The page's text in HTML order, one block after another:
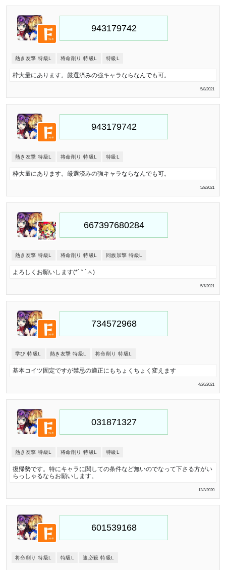
熱き友撃 特級L 将命削り 特級L 特級L
枠大量にあります。厳選済みの強キャラならなんでも可。
5/8/2021
熱き友撃 特級L 将命削り 特級L 特級L
枠大量にあります。厳選済みの強キャラならなんでも可。
5/8/2021
熱き友撃 特級L 将命削り 特級L 同族加撃 特級L
よろしくお願いします(*´ ˘ `ㅅ)
5/7/2021
学び 特級L 熱き友撃 特級L 将命削り 特級L
基本コイツ固定ですが禁忌の適正にもちょくちょく変えます
4/26/2021
熱き友撃 特級L 将命削り 特級L 特級L
復帰勢です。特にキャラに関しての条件など無いのでなって下さる方がい
らっしゃるならお願いします。
12/3/2020
将命削り 特級L 特級L 速必殺 特級L